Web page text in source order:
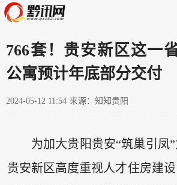
766套！贵安新区这一
公寓预计年底部分交付
2024-05-12 11:54 来源：知知贵阳
为加大贵阳贵安“筑巢引凤”
贵安新区高度重视人才住房建